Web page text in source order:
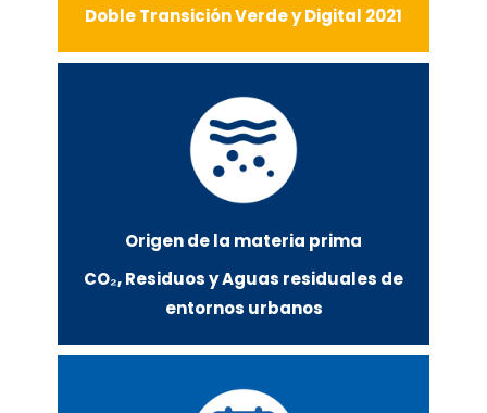
Doble Transición Verde y Digital 2021
Origen de la materia prima
CO₂, Residuos y Aguas residuales de
entornos urbanos